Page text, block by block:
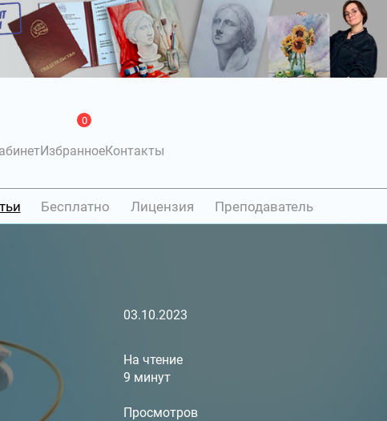
Избранное
0
Контакты
Бесплатно Лицензия Преподаватель
03.10.2023
На чтение
9 минут
Просмотров